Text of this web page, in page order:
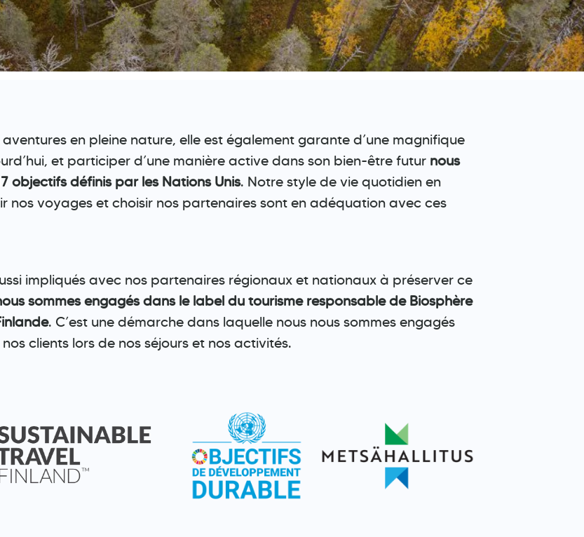
en pleine nature, elle est également garante d’une magnifique
et participer d’une manière active dans son bien-être futur nous
objectifs définis par les Nations Unis. Notre style de vie quotidien en
nos voyages et choisir nos partenaires sont en adéquation avec ces
impliqués avec nos partenaires régionaux et nationaux à préserver ce
sommes engagés dans le label du tourisme responsable de Biosphère
. C’est une démarche dans laquelle nous nous sommes engagés
clients lors de nos séjours et nos activités.